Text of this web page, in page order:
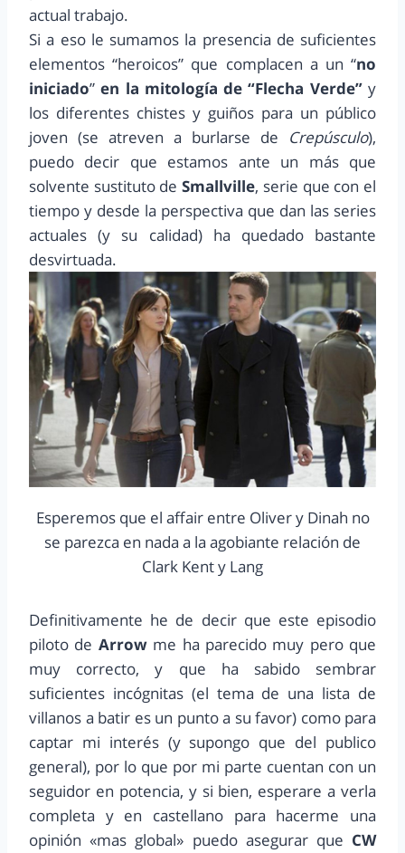
actual trabajo.
Si a eso le sumamos la presencia de suficientes
elementos “heroicos” que complacen a un “no
iniciado”en la mitología de “Flecha Verde”y
los diferentes chistes y guiños para un público
joven (se atreven a burlarse de Crepúsculo),
puedo decir que estamos ante un más que
solvente sustituto deSmallville, serie que con el
tiempo y desde la perspectiva que dan las series
actuales (y su calidad) ha quedado bastante
desvirtuada.
Esperemos que el affair entre Oliver y Dinah no
se parezca en nada a la agobiante relación de
Clark Kent y Lang
Definitivamente he de decir que este episodio
piloto de Arrowme ha parecido muy pero que
muy correcto, y que ha sabido sembrar
suficientes incógnitas (el tema de una lista de
villanos a batir es un punto a su favor) como para
captar mi interés (y supongo que del publico
general), por lo que por mi parte cuentan con un
seguidor en potencia, y si bien, esperare a verla
completa y en castellano para hacerme una
opinión «mas global» puedo asegurar que CW